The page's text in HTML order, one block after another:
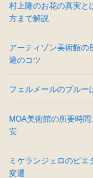
村上隆のお花の真実と
方まで解説
アーティゾン美術館の
避のコツ
フェルメールのブルー
MOA美術館の所要時
安
ミケランジェロのピエ
変遷